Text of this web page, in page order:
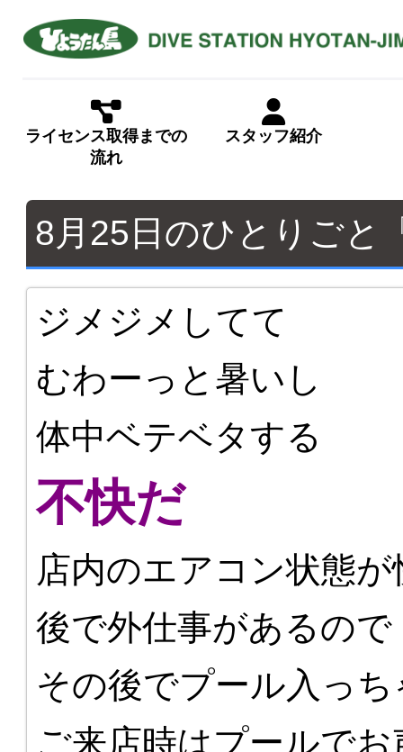
ライセンス取得までの
流れ
スタッフ紹介
8月25日のひとりごと
ジメジメしてて
むわーっと暑いし
体中ベテベタする
不快だ
店内のエアコン状態
後で外仕事があるので
その後でプール入っ
ご来店時はプールで